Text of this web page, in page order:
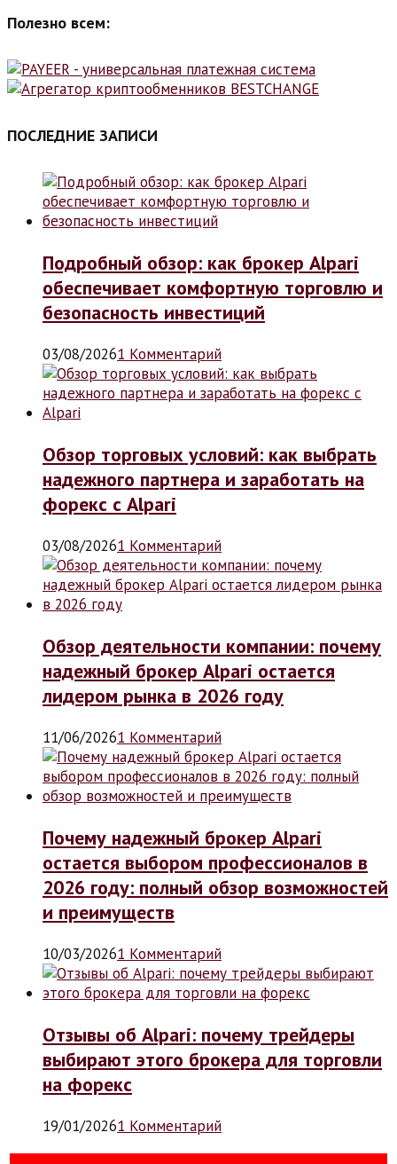
Полезно всем:
ПОСЛЕДНИЕ ЗАПИСИ
Подробный обзор: как брокер Alpari
обеспечивает комфортную торговлю и
безопасность инвестиций
03/08/20261 Комментарий
Обзор торговых условий: как выбрать
надежного партнера и заработать на
форекс с Alpari
03/08/20261 Комментарий
Обзор деятельности компании: почему
надежный брокер Alpari остается
лидером рынка в 2026 году
11/06/20261 Комментарий
Почему надежный брокер Alpari
остается выбором профессионалов в
2026 году: полный обзор возможностей
и преимуществ
10/03/20261 Комментарий
Отзывы об Alpari: почему трейдеры
выбирают этого брокера для торговли
на форекс
19/01/20261 Комментарий